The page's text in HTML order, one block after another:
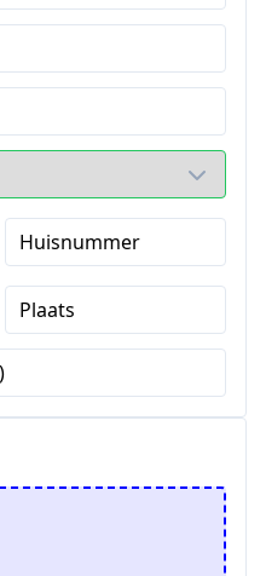
Huisnummer
Plaats